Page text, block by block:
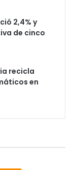
2,4% y
de cinco
recicla
en